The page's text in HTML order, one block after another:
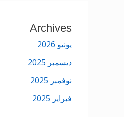
Archives
يونيو 2026
ديسمبر 2025
نوفمبر 2025
فبراير 2025